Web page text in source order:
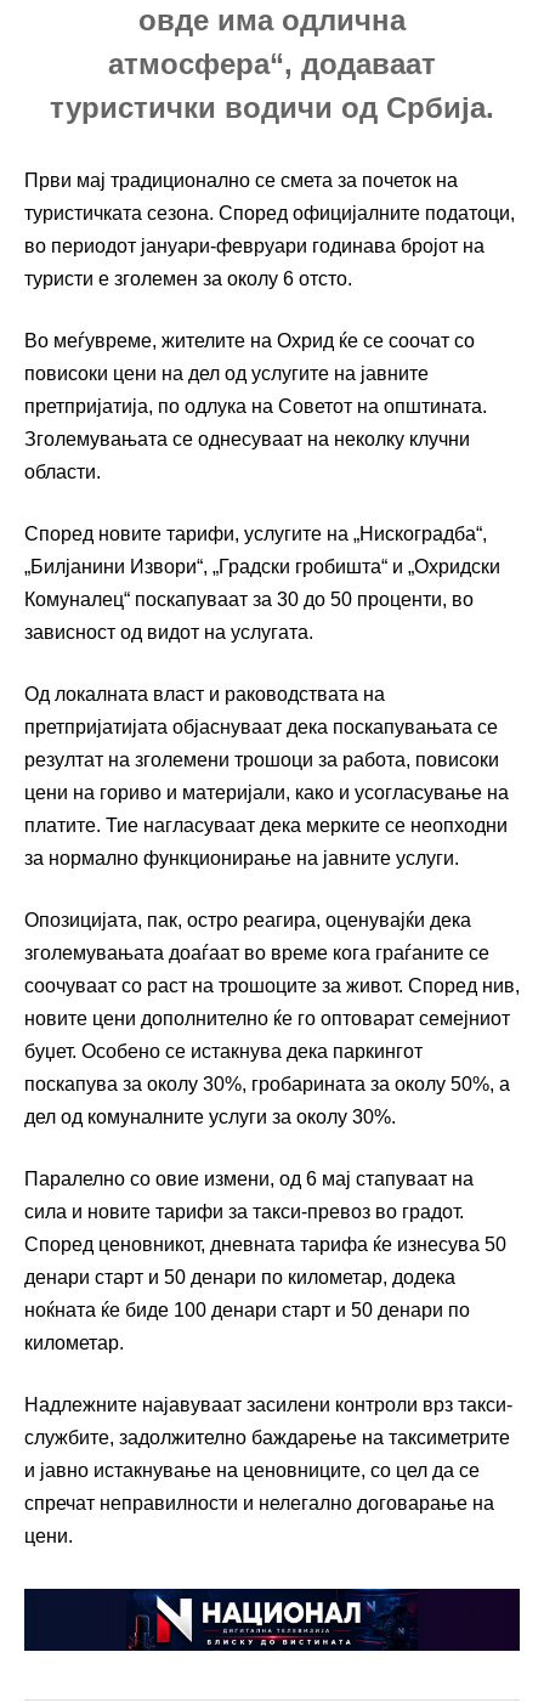
овде има одлична
атмосфера“, додаваат
туристички водичи од Србија.
Први мај традиционално се смета за почеток на
туристичката сезона. Според официјалните податоци,
во периодот јануари-февруари годинава бројот на
туристи е зголемен за околу 6 отсто.
Во меѓувреме, жителите на Охрид ќе се соочат со
повисоки цени на дел од услугите на јавните
претпријатија, по одлука на Советот на општината.
Зголемувањата се однесуваат на неколку клучни
области.
Според новите тарифи, услугите на „Нискоградба“,
„Билјанини Извори“, „Градски гробишта“ и „Охридски
Комуналец“ поскапуваат за 30 до 50 проценти, во
зависност од видот на услугата.
Од локалната власт и раководствата на
претпријатијата објаснуваат дека поскапувањата се
резултат на зголемени трошоци за работа, повисоки
цени на гориво и материјали, како и усогласување на
платите. Тие нагласуваат дека мерките се неопходни
за нормално функционирање на јавните услуги.
Опозицијата, пак, остро реагира, оценувајќи дека
зголемувањата доаѓаат во време кога граѓаните се
соочуваат со раст на трошоците за живот. Според нив,
новите цени дополнително ќе го оптоварат семејниот
буџет. Особено се истакнува дека паркингот
поскапува за околу 30%, гробарината за околу 50%, а
дел од комуналните услуги за околу 30%.
Паралелно со овие измени, од 6 мај стапуваат на
сила и новите тарифи за такси-превоз во градот.
Според ценовникот, дневната тарифа ќе изнесува 50
денари старт и 50 денари по километар, додека
ноќната ќе биде 100 денари старт и 50 денари по
километар.
Надлежните најавуваат засилени контроли врз такси-
службите, задолжително баждарење на таксиметрите
и јавно истакнување на ценовниците, со цел да се
спречат неправилности и нелегално договарање на
цени.